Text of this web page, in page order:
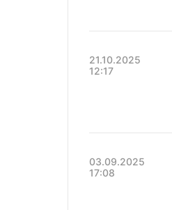
21.10.2025
12:17
03.09.2025
17:08